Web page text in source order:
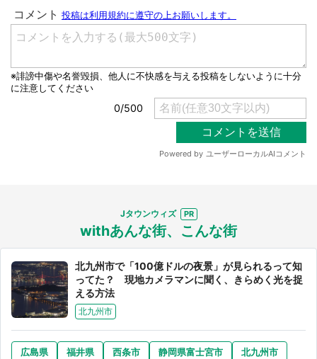
Jタウンウィズ
withあんな街、こんな街
北九州市で「100億ドルの夜景」が見られるって知
ってた？ 現地カメラマンに聞く、きらめく光を捉
える方法
北九州市
広島県 福井県 西条市 静岡県富士宮市
北九州市